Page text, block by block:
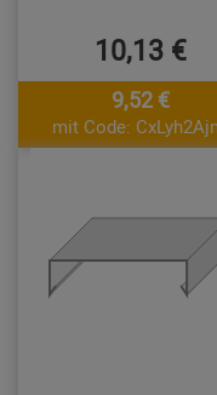
10,13 €
9,52 €
mit Code: